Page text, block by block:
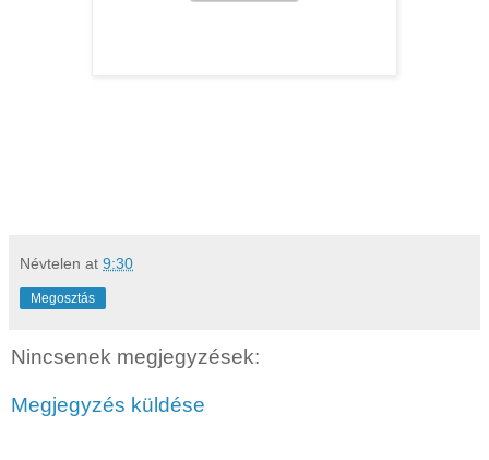
Névtelen at 9:30
Megosztás
Nincsenek megjegyzések:
Megjegyzés küldése